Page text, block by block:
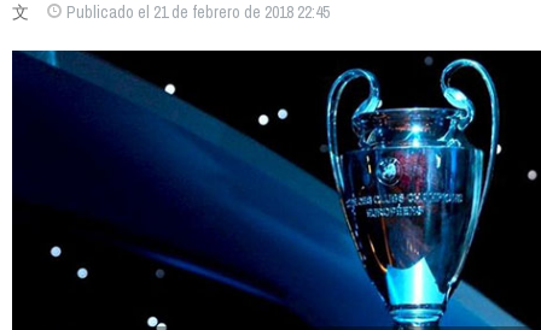
文
Publicado el 21 de febrero de 2018 22:45